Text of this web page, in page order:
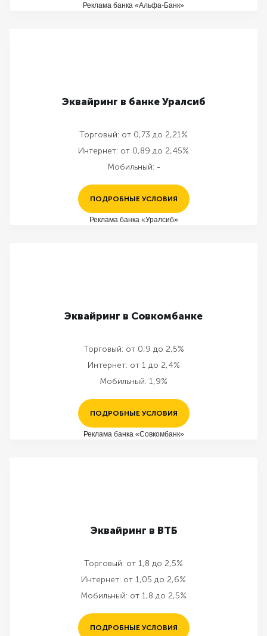
Реклама банка «Альфа-Банк»
Эквайринг в банке Уралсиб
Торговый: от 0,73 до 2,21%
Интернет: от 0,89 до 2,45%
Мобильный: -
ПОДРОБНЫЕ УСЛОВИЯ
Реклама банка «Уралсиб»
Эквайринг в Совкомбанке
Торговый: от 0,9 до 2,5%
Интернет: от 1 до 2,4%
Мобильный: 1,9%
ПОДРОБНЫЕ УСЛОВИЯ
Реклама банка «Совкомбанк»
Эквайринг в ВТБ
Торговый: от 1,8 до 2,5%
Интернет: от 1,05 до 2,6%
Мобильный: от 1,8 до 2,5%
ПОДРОБНЫЕ УСЛОВИЯ